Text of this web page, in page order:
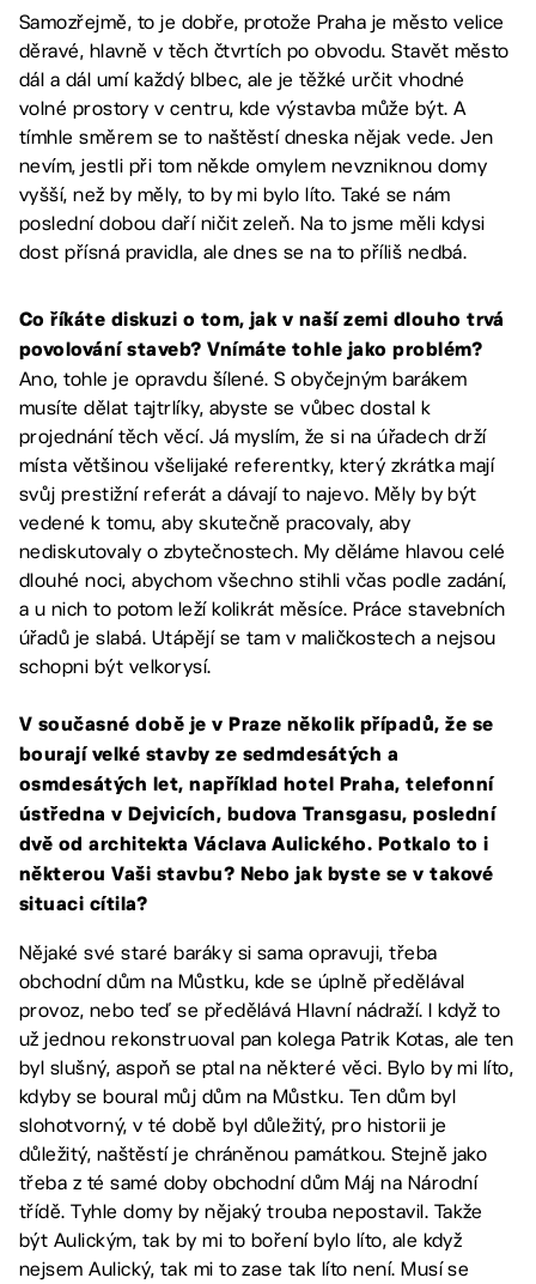
Samozřejmě, to je dobře, protože Praha je město velice
děravé, hlavně v těch čtvrtích po obvodu. Stavět město
dál a dál umí každý blbec, ale je těžké určit vhodné
volné prostory v centru, kde výstavba může být. A
tímhle směrem se to naštěstí dneska nějak vede. Jen
nevím, jestli při tom někde omylem nevzniknou domy
vyšší, než by měly, to by mi bylo líto. Také se nám
poslední dobou daří ničit zeleň. Na to jsme měli kdysi
dost přísná pravidla, ale dnes se na to příliš nedbá.
Co říkáte diskuzi o tom, jak v naší zemi dlouho trvá
povolování staveb? Vnímáte tohle jako problém?
Ano, tohle je opravdu šílené. S obyčejným barákem
musíte dělat tajtrlíky, abyste se vůbec dostal k
projednání těch věcí. Já myslím, že si na úřadech drží
místa většinou všelijaké referentky, který zkrátka mají
svůj prestižní referát a dávají to najevo. Měly by být
vedené k tomu, aby skutečně pracovaly, aby
nediskutovaly o zbytečnostech. My děláme hlavou celé
dlouhé noci, abychom všechno stihli včas podle zadání,
a u nich to potom leží kolikrát měsíce. Práce stavebních
úřadů je slabá. Utápějí se tam v maličkostech a nejsou
schopni být velkorysí.
V současné době je v Praze několik případů, že se
bourají velké stavby ze sedmdesátých a
osmdesátých let, například hotel Praha, telefonní
ústředna v Dejvicích, budova Transgasu, poslední
dvě od architekta Václava Aulického. Potkalo to i
některou Vaši stavbu? Nebo jak byste se v takové
situaci cítila?
Nějaké své staré baráky si sama opravuji, třeba
obchodní dům na Můstku, kde se úplně předělával
provoz, nebo teď se předělává Hlavní nádraží. I když to
už jednou rekonstruoval pan kolega Patrik Kotas, ale ten
byl slušný, aspoň se ptal na některé věci. Bylo by mi líto,
kdyby se boural můj dům na Můstku. Ten dům byl
slohotvorný, v té době byl důležitý, pro historii je
důležitý, naštěstí je chráněnou památkou. Stejně jako
třeba z té samé doby obchodní dům Máj na Národní
třídě. Tyhle domy by nějaký trouba nepostavil. Takže
být Aulickým, tak by mi to boření bylo líto, ale když
nejsem Aulický, tak mi to zase tak líto není. Musí se